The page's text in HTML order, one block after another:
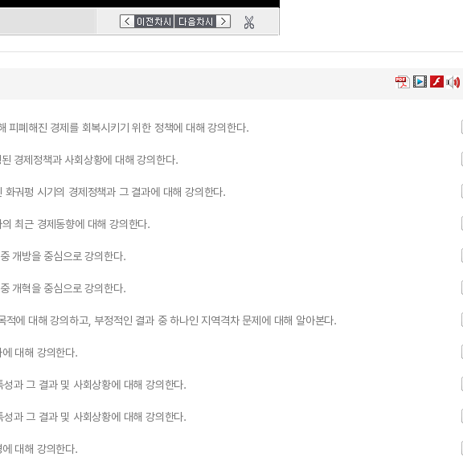
피폐해진 경제를 회복시키기 위한 정책에 대해 강의한다.
경제정책과 사회상황에 대해 강의한다.
궈펑 시기의 경제정책과 그 결과에 대해 강의한다.
최근 경제동향에 대해 강의한다.
개방을 중심으로 강의한다.
개혁을 중심으로 강의한다.
에 대해 강의하고, 부정적인 결과 중 하나인 지역격차 문제에 대해 알아본다.
대해 강의한다.
과 그 결과 및 사회상황에 대해 강의한다.
과 그 결과 및 사회상황에 대해 강의한다.
대해 강의한다.